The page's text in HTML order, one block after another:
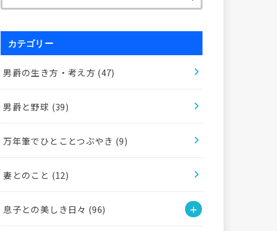
カテゴリー
男爵の生き方・考え方 (47)
男爵と野球 (39)
万年筆でひとことつぶやき (9)
妻とのこと (12)
息子との美しき日々 (96)